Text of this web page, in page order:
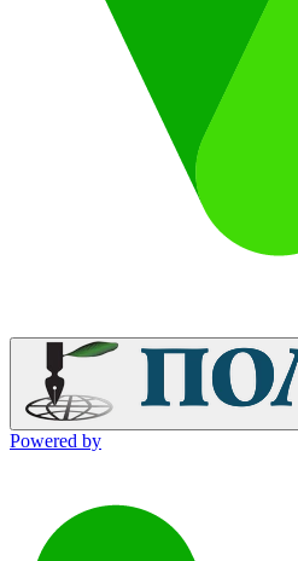
Powered by